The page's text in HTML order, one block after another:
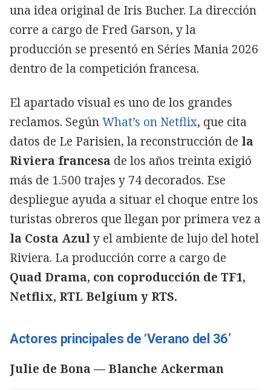
una idea original de Iris Bucher. La dirección
corre a cargo de Fred Garson, y la
producción se presentó en Séries Mania 2026
dentro de la competición francesa.
El apartado visual es uno de los grandes
reclamos. SegúnWhat’s on Netflix, que cita
datos de Le Parisien, la reconstrucción de la
Riviera francesa de los años treinta exigió
más de 1.500 trajes y 74 decorados. Ese
despliegue ayuda a situar el choque entre los
turistas obreros que llegan por primera vez a
la Costa Azul y el ambiente de lujo del hotel
Riviera. La producción corre a cargo de
Quad Drama, con coproducción de TF1,
Netflix, RTL Belgium y RTS.
Actores principales de ‘Verano del 36’
Julie de Bona — Blanche Ackerman